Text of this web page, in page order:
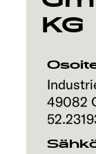
KG
49082